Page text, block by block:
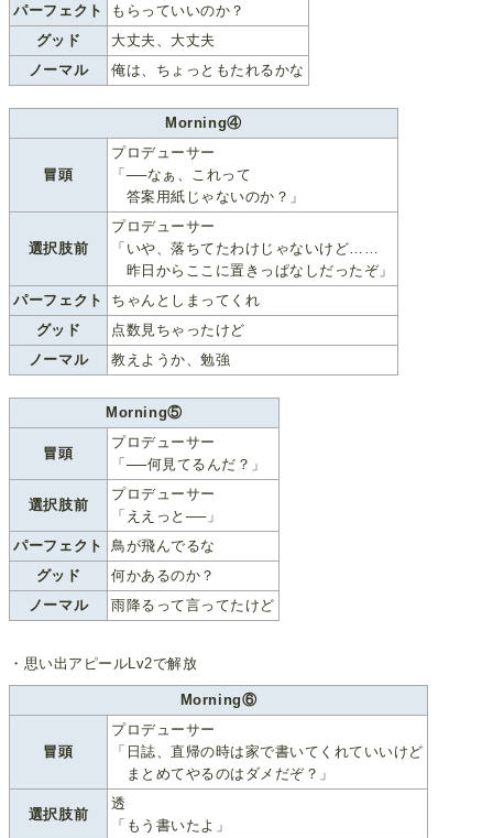
パーフェクト
もらっていいのか？
グッド
大丈夫、大丈夫
ノーマル
俺は、ちょっともたれるかな
Morning④
冒頭
プロデューサー
「──なぁ、これって
答案用紙じゃないのか？」
選択肢前
プロデューサー
「いや、落ちてたわけじゃないけど……
昨日からここに置きっぱなしだったぞ」
パーフェクト
ちゃんとしまってくれ
グッド
点数見ちゃったけど
ノーマル
教えようか、勉強
Morning⑤
冒頭
プロデューサー
「──何見てるんだ？」
選択肢前
プロデューサー
「ええっと──」
パーフェクト
鳥が飛んでるな
グッド
何かあるのか？
ノーマル
雨降るって言ってたけど
・思い出アピールLv2で解放
Morning⑥
冒頭
プロデューサー
「日誌、直帰の時は家で書いてくれていいけど
まとめてやるのはダメだぞ？」
選択肢前
透
「もう書いたよ」